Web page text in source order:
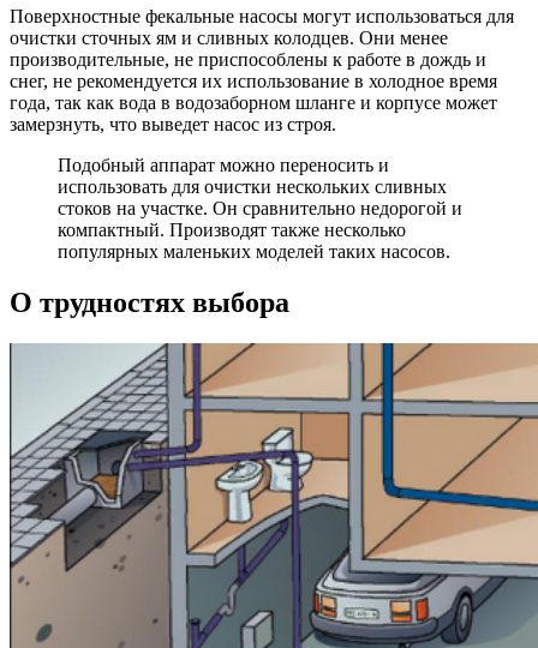
Поверхностные фекальные насосы могут использоваться для
очистки сточных ям и сливных колодцев. Они менее
производительные, не приспособлены к работе в дождь и
снег, не рекомендуется их использование в холодное время
года, так как вода в водозаборном шланге и корпусе может
замерзнуть, что выведет насос из строя.
Подобный аппарат можно переносить и
использовать для очистки нескольких сливных
стоков на участке. Он сравнительно недорогой и
компактный. Производят также несколько
популярных маленьких моделей таких насосов.
О трудностях выбора